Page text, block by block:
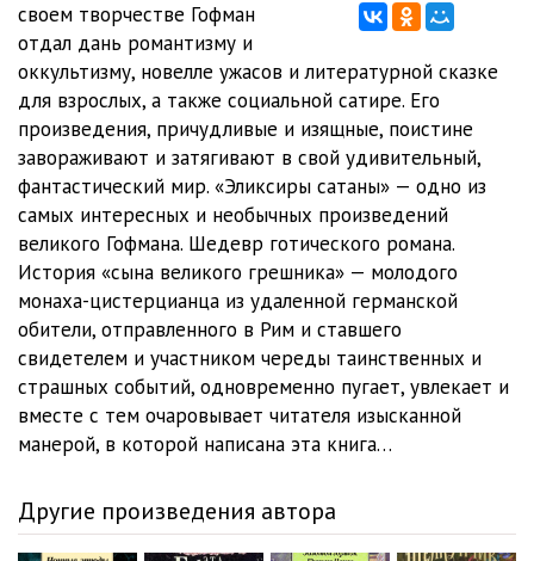
01_02_02_Vstuplenie_v_mir
01_02_03_Vstuplenie_v_mir 21:42
01_02_04_Vstuplenie_v_mir 22:01
01_02_05_Vstuplenie_v_mir 19:59
01_03_01_Priklyuchenie_v_puti
01_03_02_Priklyuchenie_v_puti
01_03_03_Priklyuchenie_v_puti
01_03_04_Priklyuchenie_v_puti 24:44
01_03_05_Priklyuchenie_v_puti
01_04_01_Zhizn_pri_dvore_gertsoga
своем творчестве Гофман
отдал дань романтизму и
оккультизму, новелле ужасов и литературной сказке
для взрослых, а также социальной сатире. Его
произведения, причудливые и изящные, поистине
завораживают и затягивают в свой удивительный,
фантастический мир. «Эликсиры сатаны» — одно из
самых интересных и необычных произведений
великого Гофмана. Шедевр готического романа.
История «сына великого грешника» — молодого
монаха-цистерцианца из удаленной германской
обители, отправленного в Рим и ставшего
свидетелем и участником череды таинственных и
страшных событий, одновременно пугает, увлекает и
вместе с тем очаровывает читателя изысканной
манерой, в которой написана эта книга…
Другие произведения автора